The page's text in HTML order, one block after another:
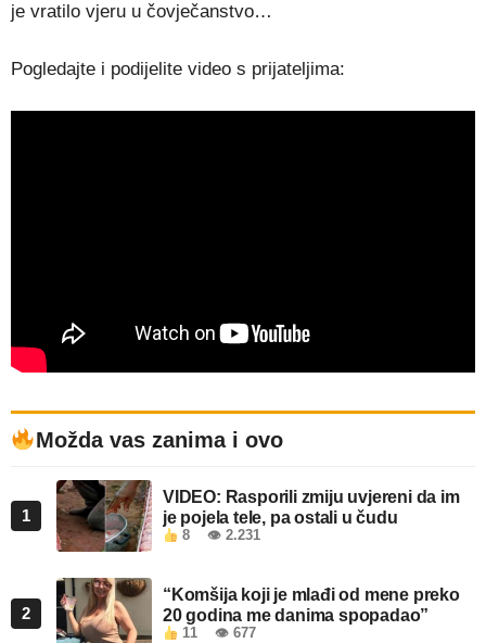
je vratilo vjeru u čovječanstvo…
Pogledajte i podijelite video s prijateljima:
Možda vas zanima i ovo
1
VIDEO: Rasporili zmiju uvjereni da im
je pojela tele, pa ostali u čudu
8 👁 2.231
2
“Komšija koji je mlađi od mene preko
20 godina me danima spopadao”
11 👁 677